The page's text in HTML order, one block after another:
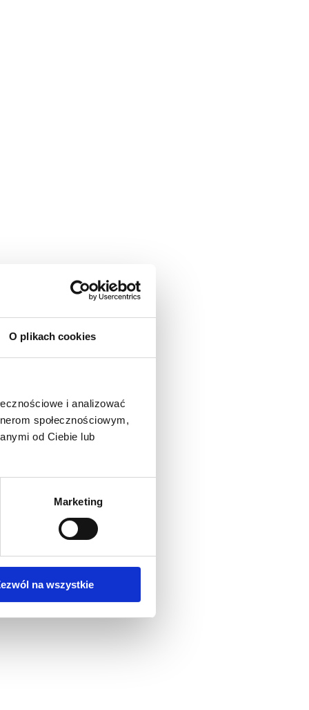
O plikach cookies
i analizować
społecznościowym,
od Ciebie lub
Marketing
na wszystkie